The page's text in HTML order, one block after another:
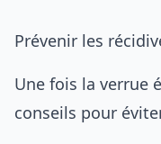
Prévenir les
Une fois la verrue
conseils pour